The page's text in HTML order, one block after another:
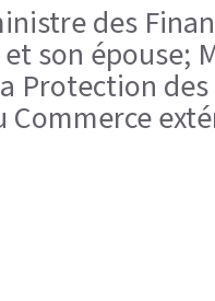
des
son
Protection
Commerce